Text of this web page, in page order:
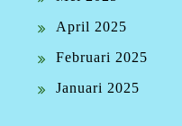
April 2025
Februari 2025
Januari 2025